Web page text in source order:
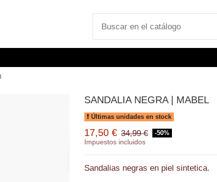
SANDALIA NEGRA | MABEL
Últimas unidades en stock
17,50 € 34,99 €
-50%
Impuestos incluidos
Sandalias negras en piel sintetica.